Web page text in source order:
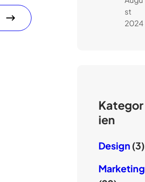
st
2024
Kategor
ien
Design (3)
Marketing